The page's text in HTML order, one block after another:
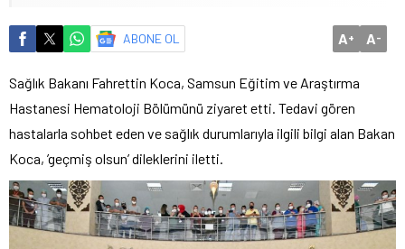
ABONE OL A+ A-
Sağlık Bakanı Fahrettin Koca, Samsun Eğitim ve Araştırma
Hastanesi Hematoloji Bölümünü ziyaret etti. Tedavi gören
hastalarla sohbet eden ve sağlık durumlarıyla ilgili bilgi alan Bakan
Koca, ’geçmiş olsun’ dileklerini iletti.